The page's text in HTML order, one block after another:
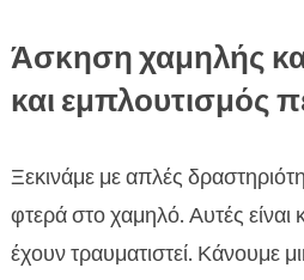
Άσκηση χαμηλής
και εμπλουτισμός
Ξεκινάμε με απλές
φτερά στο χαμηλό. Αυτές είναι
έχουν τραυματιστεί. Κάνουμε